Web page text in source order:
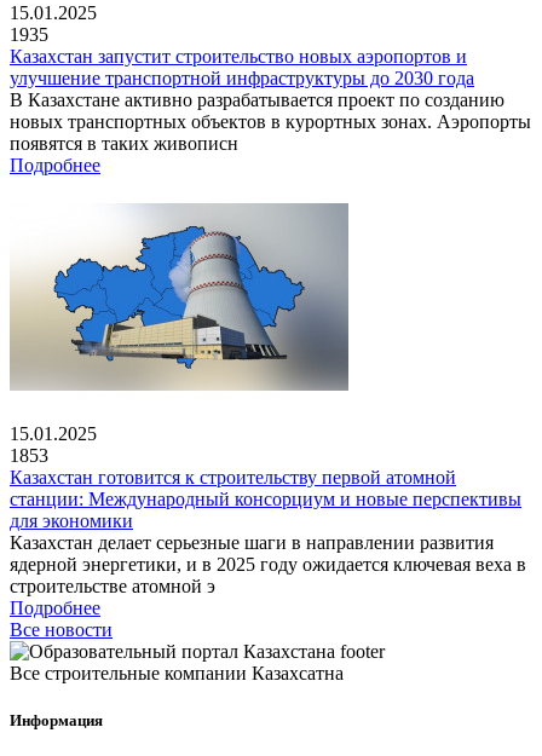
15.01.2025
1935
Казахстан запустит строительство новых аэропортов и
улучшение транспортной инфраструктуры до 2030 года
В Казахстане активно разрабатывается проект по созданию
новых транспортных объектов в курортных зонах. Аэропорты
появятся в таких живописн
Подробнее
15.01.2025
1853
Казахстан готовится к строительству первой атомной
станции: Международный консорциум и новые перспективы
для экономики
Казахстан делает серьезные шаги в направлении развития
ядерной энергетики, и в 2025 году ожидается ключевая веха в
строительстве атомной э
Подробнее
Все новости
Все строительные компании Казахсатна
Информация